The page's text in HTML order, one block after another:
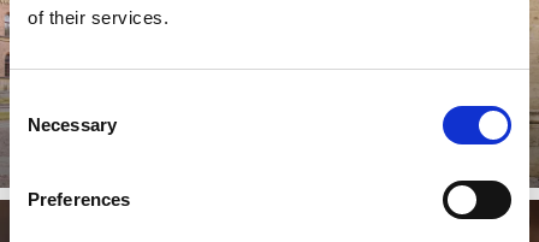
of their services.
Consent
Selection
Necessary
Preferences
Temavandringar i Skara